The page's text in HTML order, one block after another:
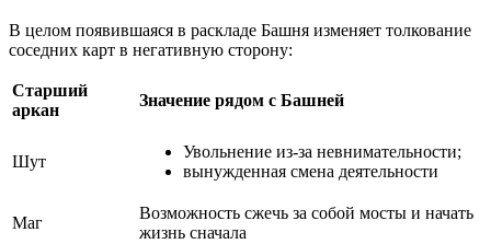
В целом появившаяся в раскладе Башня изменяет толкование
соседних карт в негативную сторону:
Старший
аркан
Значение рядом с Башней
Шут
Увольнение из-за невнимательности;
вынужденная смена деятельности
Маг
Возможность сжечь за собой мосты и начать
жизнь сначала